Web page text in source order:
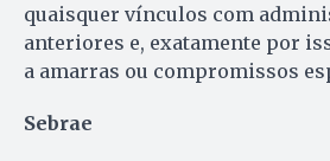
quaisquer vínculos com
anteriores e, exatamente por
a amarras ou compromissos
Sebrae